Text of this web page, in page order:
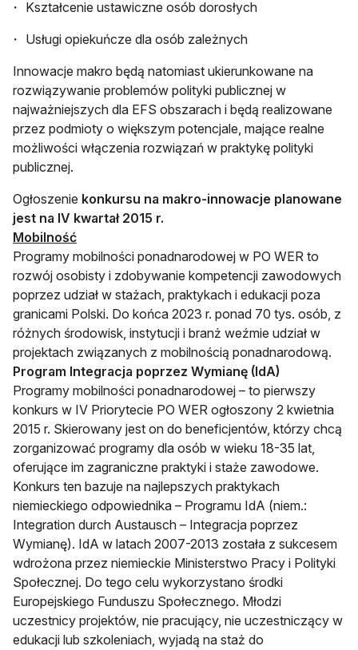
Kształcenie ustawiczne osób dorosłych
Usługi opiekuńcze dla osób zależnych
Innowacje makro będą natomiast ukierunkowane na
rozwiązywanie problemów polityki publicznej w
najważniejszych dla EFS obszarach i będą realizowane
przez podmioty o większym potencjale, mające realne
możliwości włączenia rozwiązań w praktykę polityki
publicznej.
Ogłoszenie konkursu na makro-innowacje planowane
jest na IV kwartał 2015 r.
Mobilność
Programy mobilności ponadnarodowej w PO WER to
rozwój osobisty i zdobywanie kompetencji zawodowych
poprzez udział w stażach, praktykach i edukacji poza
granicami Polski. Do końca 2023 r. ponad 70 tys. osób, z
różnych środowisk, instytucji i branż weźmie udział w
projektach związanych z mobilnością ponadnarodową.
Program Integracja poprzez Wymianę (IdA)
Programy mobilności ponadnarodowej – to pierwszy
konkurs w IV Priorytecie PO WER ogłoszony 2 kwietnia
2015 r. Skierowany jest on do beneficjentów, którzy chcą
zorganizować programy dla osób w wieku 18-35 lat,
oferujące im zagraniczne praktyki i staże zawodowe.
Konkurs ten bazuje na najlepszych praktykach
niemieckiego odpowiednika – Programu IdA (niem.:
Integration durch Austausch – Integracja poprzez
Wymianę). IdA w latach 2007-2013 została z sukcesem
wdrożona przez niemieckie Ministerstwo Pracy i Polityki
Społecznej. Do tego celu wykorzystano środki
Europejskiego Funduszu Społecznego. Młodzi
uczestnicy projektów, nie pracujący, nie uczestniczący w
edukacji lub szkoleniach, wyjadą na staż do